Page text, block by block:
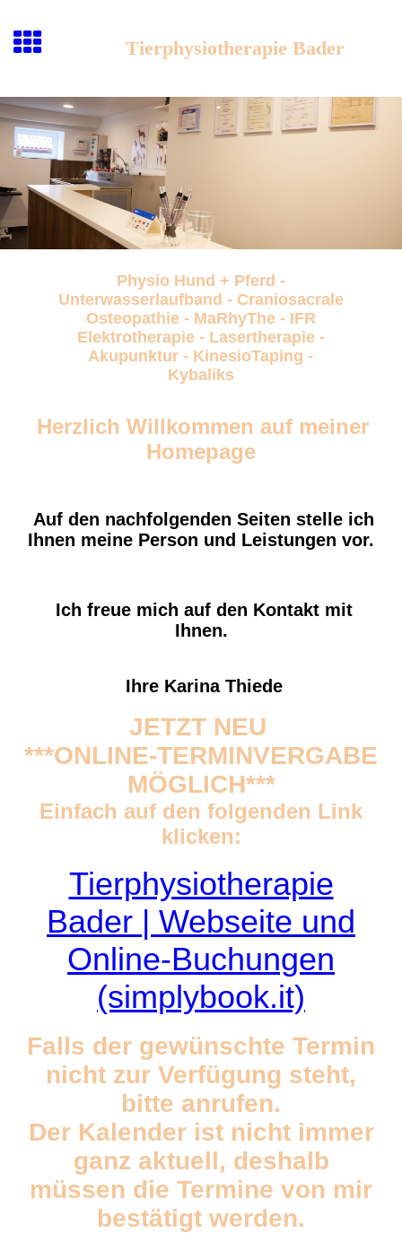
Tierphysiotherapie Bader
Physio Hund + Pferd -
Unterwasserlaufband - Craniosacrale
Osteopathie - MaRhyThe - IFR
Elektrotherapie - Lasertherapie -
Akupunktur - KinesioTaping -
Kybaliks
Herzlich Willkommen auf meiner
Homepage
Auf den nachfolgenden Seiten stelle ich
Ihnen meine Person und Leistungen vor.
Ich freue mich auf den Kontakt mit
Ihnen.
Ihre Karina Thiede
JETZT NEU
***ONLINE-TERMINVERGABE
MÖGLICH***
Einfach auf den folgenden Link
klicken:
Tierphysiotherapie
Bader | Webseite und
Online-Buchungen
(simplybook.it)
Falls der gewünschte Termin
nicht zur Verfügung steht,
bitte anrufen.
Der Kalender ist nicht immer
ganz aktuell, deshalb
müssen die Termine von mir
bestätigt werden.